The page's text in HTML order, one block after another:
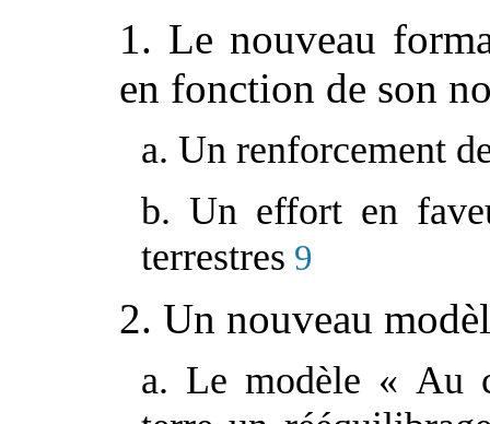
1. Le nouveau
en fonction de son
a. Un renforcement
b. Un effort en
terrestres 9
2. Un nouveau
a. Le modèle « Au